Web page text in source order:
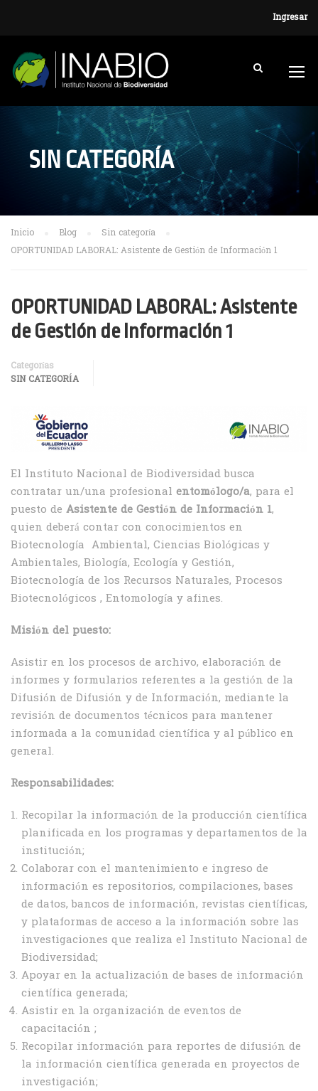
Ingresar
SIN CATEGORÍA
Inicio Blog
Sin categoría
OPORTUNIDAD LABORAL: Asistente de Gestión de Información 1
OPORTUNIDAD LABORAL: Asistente
de Gestión de Información 1
Categorías
SIN CATEGORÍA
El Instituto Nacional de Biodiversidad busca
contratar un/una profesional entomólogo/a, para el
puesto de Asistente de Gestión de Información 1,
quien deberá contar con conocimientos en
Biotecnología Ambiental, Ciencias Biológicas y
Ambientales, Biología, Ecología y Gestión,
Biotecnología de los Recursos Naturales, Procesos
Biotecnológicos , Entomología y afines.
Misión del puesto:
Asistir en los procesos de archivo, elaboración de
informes y formularios referentes a la gestión de la
Difusión de Difusión y de Información, mediante la
revisión de documentos técnicos para mantener
informada a la comunidad científica y al público en
general.
Responsabilidades:
Recopilar la información de la producción científica
planificada en los programas y departamentos de la
institución;
Colaborar con el mantenimiento e ingreso de
información es repositorios, compilaciones, bases
de datos, bancos de información, revistas científicas,
y plataformas de acceso a la información sobre las
investigaciones que realiza el Instituto Nacional de
Biodiversidad;
Apoyar en la actualización de bases de información
científica generada;
Asistir en la organización de eventos de
capacitación ;
Recopilar información para reportes de difusión de
la información científica generada en proyectos de
investigación;